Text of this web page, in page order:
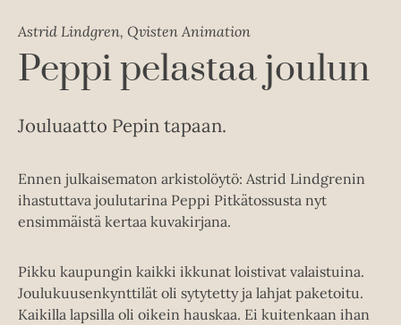
Astrid Lindgren, Qvisten Animation
Peppi pelastaa joulun
Jouluaatto Pepin tapaan.
Ennen julkaisematon arkistolöytö: Astrid Lindgrenin
ihastuttava joulutarina Peppi Pitkätossusta nyt
ensimmäistä kertaa kuvakirjana.
Pikku kaupungin kaikki ikkunat loistivat valaistuina.
Joulukuusenkynttilät oli sytytetty ja lahjat paketoitu.
Kaikilla lapsilla oli oikein hauskaa. Ei kuitenkaan ihan